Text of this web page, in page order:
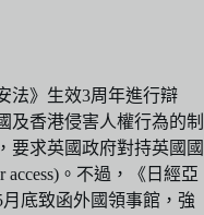
法》生效3周年進行辯
及香港侵害人權行為的制
要求英國政府對持英國國
。不過，《日經亞
底致函外國領事館，強